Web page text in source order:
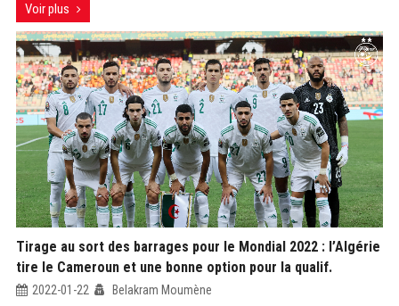
Voir plus
Tirage au sort des barrages pour le Mondial 2022 : l’Algérie
tire le Cameroun et une bonne option pour la qualif.
2022-01-22 Belakram Moumène